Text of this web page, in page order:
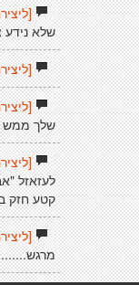
שלא
שלך ממש
לעזאזל
קטע חזק